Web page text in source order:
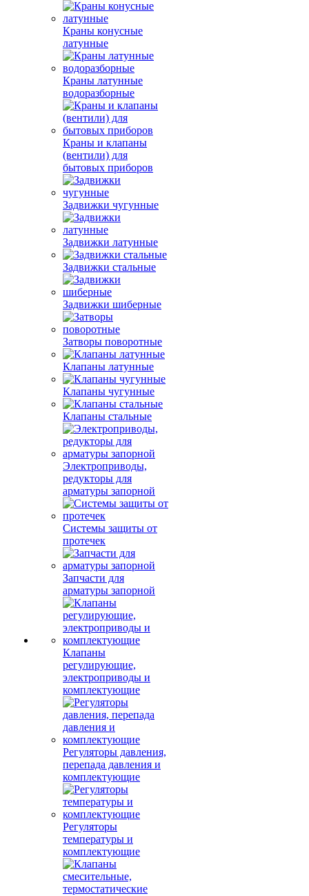
Краны конусные
латунные
Краны латунные
водоразборные
Краны и клапаны
(вентили) для
бытовых приборов
Задвижки чугунные
Задвижки латунные
Задвижки стальные
Задвижки шиберные
Затворы поворотные
Клапаны латунные
Клапаны чугунные
Клапаны стальные
Электроприводы,
редукторы для
арматуры запорной
Системы защиты от
протечек
Запчасти для
арматуры запорной
Клапаны
регулирующие,
электроприводы и
комплектующие
Регуляторы давления,
перепада давления и
комплектующие
Регуляторы
температуры и
комплектующие